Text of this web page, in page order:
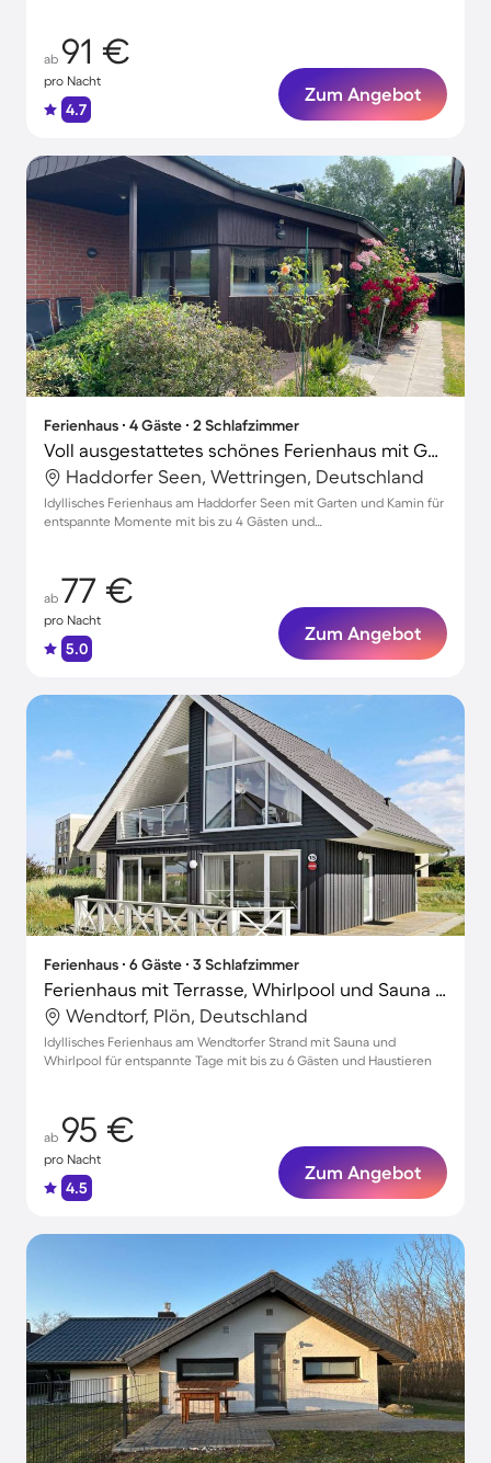
ab 91 €
pro Nacht
4.7
Zum Angebot
Ferienhaus ∙ 4 Gäste ∙ 2 Schlafzimmer
Voll ausgestattetes schönes Ferienhaus mit Garten, Grill und Terrasse | Gartenblick | Nah am Strand | Haustiere sind willkommen
Haddorfer Seen, Wettringen, Deutschland
Idyllisches Ferienhaus am Haddorfer Seen mit Garten und Kamin für
entspannte Momente mit bis zu 4 Gästen und
ab 77 €
pro Nacht
5.0
Zum Angebot
Ferienhaus ∙ 6 Gäste ∙ 3 Schlafzimmer
Ferienhaus mit Terrasse, Whirlpool und Sauna | Strand in der Nähe
Wendtorf, Plön, Deutschland
Idyllisches Ferienhaus am Wendtorfer Strand mit Sauna und
Whirlpool für entspannte Tage mit bis zu 6 Gästen und Haustieren
ab 95 €
pro Nacht
4.5
Zum Angebot